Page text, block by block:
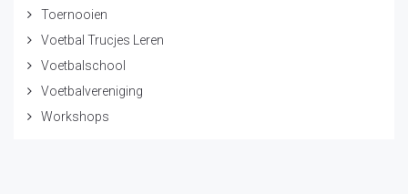
Toernooien
Voetbal Trucjes Leren
Voetbalschool
Voetbalvereniging
Workshops